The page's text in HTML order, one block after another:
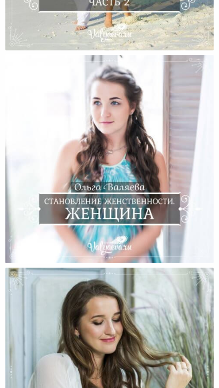
Мифы О Женственности. Часть 2.
Становление Женственности. Женщина.